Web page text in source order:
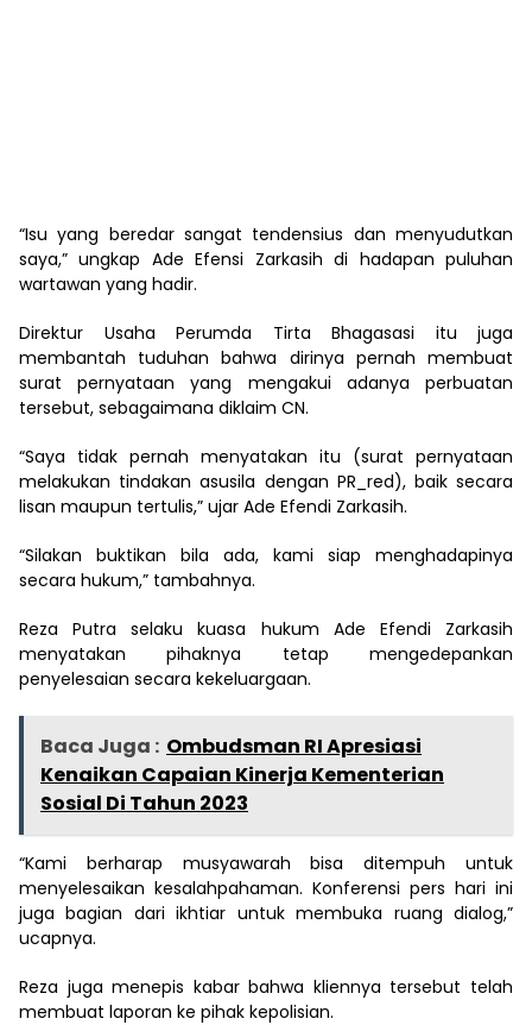
“Isu yang beredar sangat tendensius dan menyudutkan
saya,” ungkap Ade Efensi Zarkasih di hadapan puluhan
wartawan yang hadir.
Direktur Usaha Perumda Tirta Bhagasasi itu juga
membantah tuduhan bahwa dirinya pernah membuat
surat pernyataan yang mengakui adanya perbuatan
tersebut, sebagaimana diklaim CN.
“Saya tidak pernah menyatakan itu (surat pernyataan
melakukan tindakan asusila dengan PR_red), baik secara
lisan maupun tertulis,” ujar Ade Efendi Zarkasih.
“Silakan buktikan bila ada, kami siap menghadapinya
secara hukum,” tambahnya.
Reza Putra selaku kuasa hukum Ade Efendi Zarkasih
menyatakan pihaknya tetap mengedepankan
penyelesaian secara kekeluargaan.
Baca Juga : Ombudsman RI Apresiasi
Kenaikan Capaian Kinerja Kementerian
Sosial Di Tahun 2023
“Kami berharap musyawarah bisa ditempuh untuk
menyelesaikan kesalahpahaman. Konferensi pers hari ini
juga bagian dari ikhtiar untuk membuka ruang dialog,”
ucapnya.
Reza juga menepis kabar bahwa kliennya tersebut telah
membuat laporan ke pihak kepolisian.